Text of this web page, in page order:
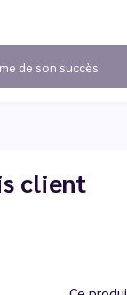
de son succès
client